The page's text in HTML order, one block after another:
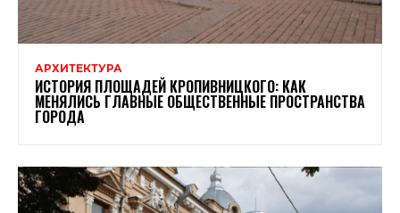
АРХИТЕКТУРА
ИСТОРИЯ ПЛОЩАДЕЙ КРОПИВНИЦКОГО: КАК
МЕНЯЛИСЬ ГЛАВНЫЕ ОБЩЕСТВЕННЫЕ ПРОСТРАНСТВА
ГОРОДА